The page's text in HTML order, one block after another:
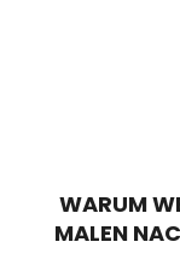
WARUM
MALEN